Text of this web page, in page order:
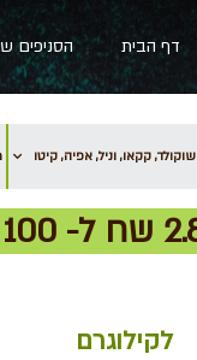
דף הבית הסניפים
שוקולד, קקאו, וניל, אפיה, קיטו
לקילוגרם